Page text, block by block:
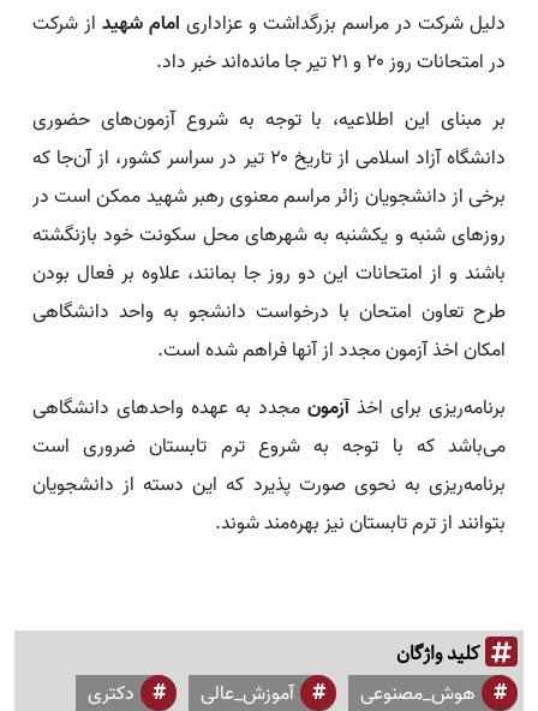
دلیل شرکت در مراسم بزرگداشت و عزاداری امام شهید از شرکت
در امتحانات روز ۲۰ و ۲۱ تیر جا مانده‌اند خبر داد.
بر مبنای این اطلاعیه، با توجه به شروع آزمون‌های حضوری
دانشگاه آزاد اسلامی از تاریخ ۲۰ تیر در سراسر کشور، از آن‌جا که
برخی از دانشجویان زائر مراسم معنوی رهبر شهید ممکن است در
روزهای شنبه و یکشنبه به شهرهای محل سکونت خود بازنگشته
باشند و از امتحانات این دو روز جا بمانند، علاوه بر فعال بودن
طرح تعاون امتحان با درخواست دانشجو به واحد دانشگاهی
امکان اخذ آزمون مجدد از آنها فراهم شده است.
برنامه‌ریزی برای اخذآزمون مجدد به عهده واحدهای دانشگاهی
می‌باشد که با توجه به شروع ترم تابستان ضروری است
برنامه‌ریزی به نحوی صورت پذیرد که این دسته از دانشجویان
بتوانند از ترم تابستان نیز بهره‌مند شوند.
کلید واژگان
هوش_مصنوعی آموزش_عالی
دکتری